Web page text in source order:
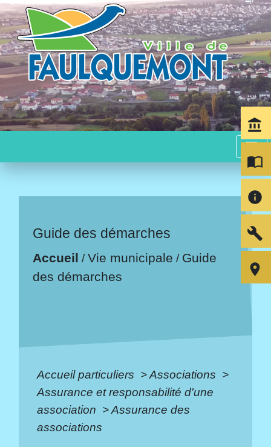
menu
Guide des démarches
Accueil /Vie municipale / Guide
des démarches
Accueil particuliers >Associations >
Assurance et responsabilité d'une
association >Assurance des
associations
account_balance
import_contacts
info
build
room